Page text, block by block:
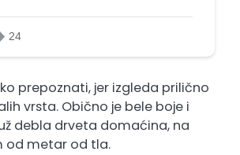
prepoznati, jer izgleda prilično
vrsta. Obično je bele boje i
debla drveta domaćina, na
od metar od tla.